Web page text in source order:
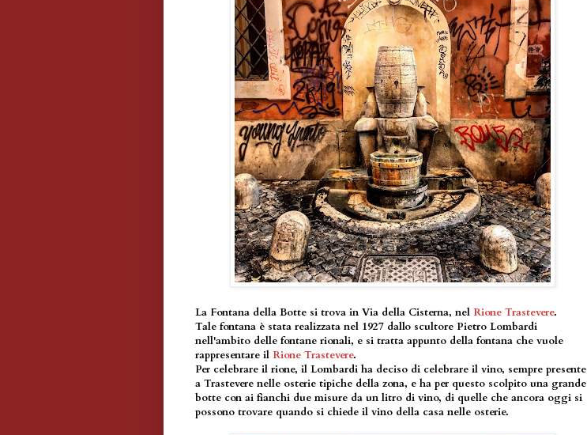
La Fontana della Botte si trova in Via della Cisterna, nel Rione Trastevere.
Tale fontana è stata realizzata nel 1927 dallo scultore Pietro Lombardi
nell'ambito delle fontane rionali, e si tratta appunto della fontana che vuole
rappresentare il Rione Trastevere.
Per celebrare il rione, il Lombardi ha deciso di celebrare il vino, sempre presente
a Trastevere nelle osterie tipiche della zona, e ha per questo scolpito una grande
botte con ai fianchi due misure da un litro di vino, di quelle che ancora oggi si
possono trovare quando si chiede il vino della casa nelle osterie.